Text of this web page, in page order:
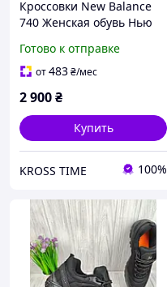
Кроссовки New Balance
740 Женская обувь Нью
прогулок
Готово к отправке
от483₴/мес
2 900₴
Купить
KROSS TIME 100%